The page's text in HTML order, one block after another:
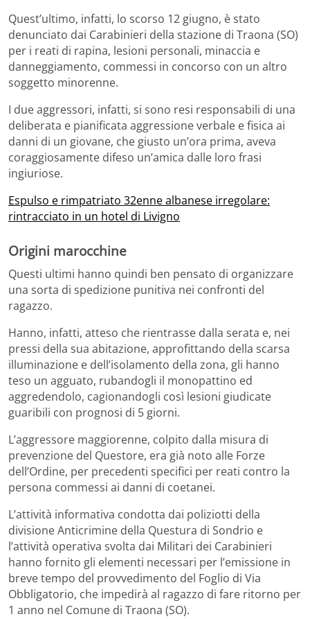
Quest’ultimo, infatti, lo scorso 12 giugno, è stato
denunciato dai Carabinieri della stazione di Traona (SO)
per i reati di rapina, lesioni personali, minaccia e
danneggiamento, commessi in concorso con un altro
soggetto minorenne.
I due aggressori, infatti, si sono resi responsabili di una
deliberata e pianificata aggressione verbale e fisica ai
danni di un giovane, che giusto un’ora prima, aveva
coraggiosamente difeso un’amica dalle loro frasi
ingiuriose.
Espulso e rimpatriato 32enne albanese irregolare:
rintracciato in un hotel di Livigno
Origini marocchine
Questi ultimi hanno quindi ben pensato di organizzare
una sorta di spedizione punitiva nei confronti del
ragazzo.
Hanno, infatti, atteso che rientrasse dalla serata e, nei
pressi della sua abitazione, approfittando della scarsa
illuminazione e dell’isolamento della zona, gli hanno
teso un agguato, rubandogli il monopattino ed
aggredendolo, cagionandogli così lesioni giudicate
guaribili con prognosi di 5 giorni.
L’aggressore maggiorenne, colpito dalla misura di
prevenzione del Questore, era già noto alle Forze
dell’Ordine, per precedenti specifici per reati contro la
persona commessi ai danni di coetanei.
L’attività informativa condotta dai poliziotti della
divisione Anticrimine della Questura di Sondrio e
l’attività operativa svolta dai Militari dei Carabinieri
hanno fornito gli elementi necessari per l’emissione in
breve tempo del provvedimento del Foglio di Via
Obbligatorio, che impedirà al ragazzo di fare ritorno per
1 anno nel Comune di Traona (SO).